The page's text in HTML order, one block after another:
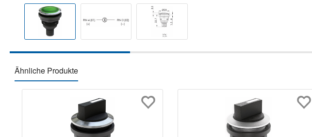
Ähnliche Produkte
Produktgalerie überspringen